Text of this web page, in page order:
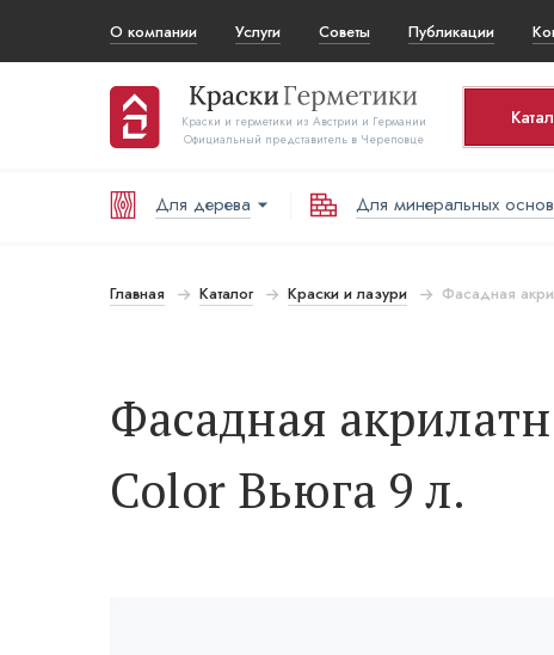
О компании Услуги Советы Публикации
Краски и герметики из Австрии и Германии
Официальный представитель в Череповце
Для дерева Для минеральных
Главная Каталог Краски и лазури Фасадная
Фасадная
Color Вьюга 9 л.